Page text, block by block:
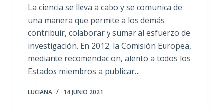
La ciencia se lleva a cabo y se comunica de
una manera que permite a los demás
contribuir, colaborar y sumar al esfuerzo de
investigación. En 2012, la Comisión Europea,
mediante recomendación, alentó a todos los
Estados miembros a publicar…
LUCIANA 14 JUNIO 2021